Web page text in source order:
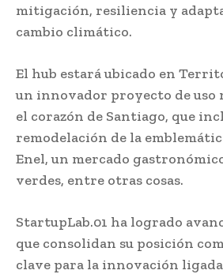
mitigación, resiliencia y
cambio climático.
El hub estará ubicado en
un innovador proyecto de uso
el corazón de Santiago, que
remodelación de la
Enel, un mercado
verdes, entre otras cosas.
StartupLab.01 ha logrado
que consolidan su posición
clave para la innovación